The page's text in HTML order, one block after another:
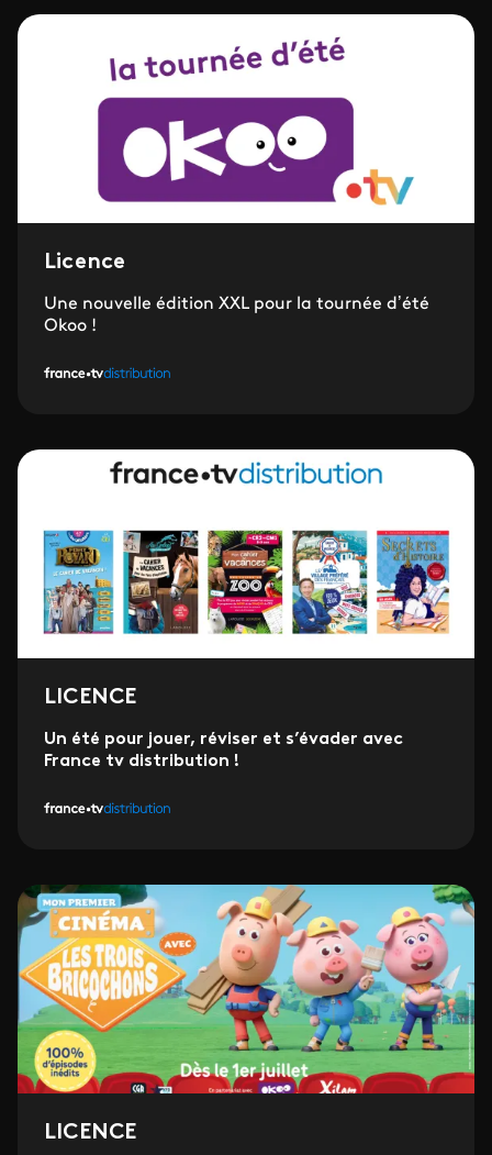
Licence
Une nouvelle édition XXL pour la tournée d’été
Okoo !
LICENCE
Un été pour jouer, réviser et s’évader avec
France tv distribution !
LICENCE